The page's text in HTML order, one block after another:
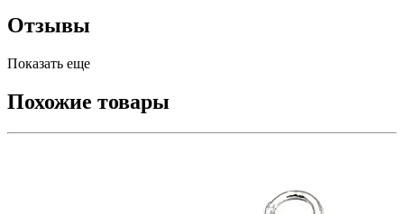
Отзывы
Показать еще
Похожие товары